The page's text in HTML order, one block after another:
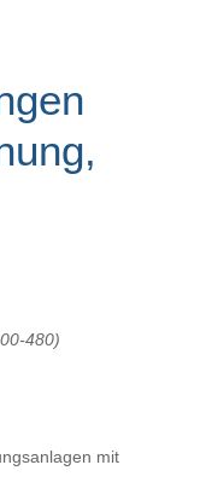
480)
mit